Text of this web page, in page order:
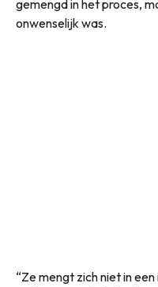
gemengd in het proces,
onwenselijk was.
“Ze mengt zich niet in